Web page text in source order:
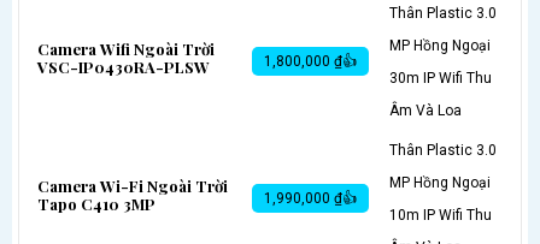
Camera Wifi Ngoài Trời
VSC-IP0430RA-PLSW
1,800,000 ₫👍
Thân Plastic 3.0
MP Hồng Ngoại
30m IP Wifi Thu
Âm Và Loa
Camera Wi-Fi Ngoài Trời
Tapo C410 3MP
1,990,000 ₫👍
Thân Plastic 3.0
MP Hồng Ngoại
10m IP Wifi Thu